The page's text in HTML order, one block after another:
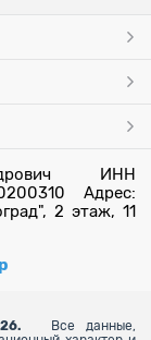
ИНН
Адрес:
2 этаж, 11
Все данные,